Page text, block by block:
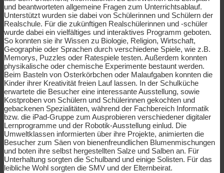
und beantworteten allgemeine Fragen zum Unterrichtsablauf.
Unterstützt wurden sie dabei von Schülerinnen und Schülern der
Realschule. Für die zukünftigen Realschülerinnen und -schüler
wurde dabei ein vielfältiges und interaktives Programm geboten.
So konnten sie ihr Wissen zu Biologie, Religion, Wirtschaft,
Geographie oder Sprachen durch verschiedene Spiele, wie z.B.
Memorys, Puzzles oder Ratespiele testen. Außerdem konnten
physikalische oder chemische Experimente bestaunt werden.
Beim Basteln von Osterkörbchen oder Malaufgaben konnten die
Kinder ihrer Kreativität freien Lauf lassen. In der Schulküche
erwartete die Besucher eine interessante Ausstellung, sowie
Kostproben von Schülern und Schülerinnen gekochten und
gebackenen Spezialitäten, während der Fachbereich Informatik
bzw. die iPad-Gruppe zum Ausprobieren verschiedener digitaler
Lernprogramme und der Robotik-Ausstellung einlud. Die
Umweltklassen informierten über ihre Projekte, animierten die
Besucher zum Säen von bienenfreundlichen Blumenmischungen
und boten ihre selbst hergestellten Salze und Salben an. Für
Unterhaltung sorgten die Schulband und einige Solisten. Für das
leibliche Wohl sorgten die SMV und der Elternbeirat.